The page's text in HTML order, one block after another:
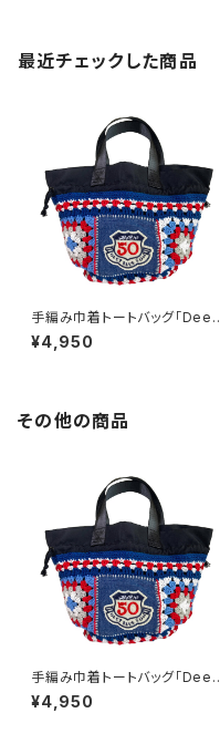
最近チェックした商品
手編み巾着トートバッグ「Deep
Blue」かぎ針編み ハンドメイド
¥4,950
その他の商品
手編み巾着トートバッグ「Deep
Blue」かぎ針編み ハンドメイド
¥4,950